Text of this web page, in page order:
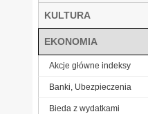
KULTURA
EKONOMIA
Akcje główne indeksy
Banki, Ubezpieczenia
Bieda z wydatkami